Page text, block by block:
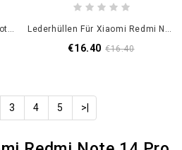
Flip Case Für Xiaomi Redmi Note 14 Pro 5g Yikatu Kunstleder Lederhüllen Für Xiaomi Redmi Note 14 Pro 5g Lilienmuster
€16.40 €16.40
3 4 5 >|